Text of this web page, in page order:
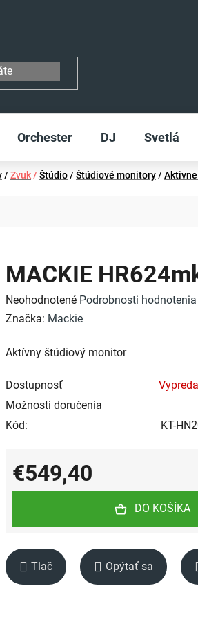
Orchester DJ Svetlá
/Zvuk / Štúdio/Štúdiové monitory/
MACKIE
Priemerné
hodnotenie
je
z
5
hviezdičiek.
Neohodnotené Podrobnosti hodnotenia
Značka: Mackie
Aktívny štúdiový monitor
Dostupnosť
Možnosti doručenia
Kód:
KT-
€549,40
Jednotková cena:
DO KOŠÍKA
Tlač Opýtať sa